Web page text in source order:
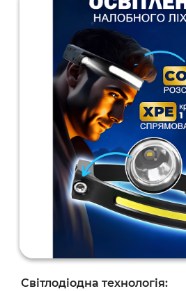
Світлодіодна технологія: